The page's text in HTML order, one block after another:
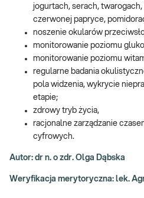
jogurtach, serach,
czerwonej papryce,
noszenie okularów
monitorowanie poziomu
monitorowanie poziomu
regularne badania
pola widzenia, wykrycie
etapie;
zdrowy tryb życia,
racjonalne zarządzanie
cyfrowych.
Autor: dr n. o zdr. Olga Dąbska
Weryfikacja merytoryczna: lek.